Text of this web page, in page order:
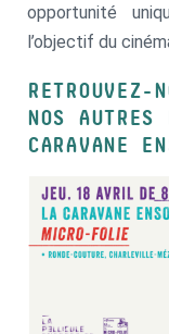
opportunité
l’objectif du
RETROUVEZ-
NOS AUTRES
CARAVANE